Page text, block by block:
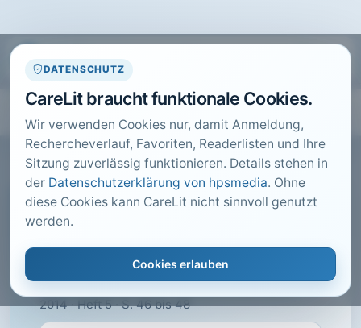
DATENSCHUTZ
CareLit braucht funktionale Cookies.
Wir verwenden Cookies nur, damit Anmeldung,
Rechercheverlauf, Favoriten, Readerlisten und Ihre
Sitzung zuverlässig funktionieren. Details stehen in
der Datenschutzerklärung von hpsmedia. Ohne
diese Cookies kann CareLit nicht sinnvoll genutzt
werden.
Cookies erlauben
CARELIT FACHARTIKEL
Status quo der
Krankenhaushygiene
2014 · Heft 5 · S. 46 bis 48